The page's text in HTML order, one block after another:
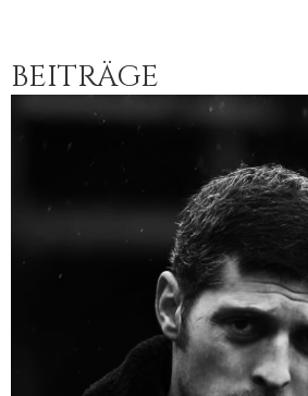
BEITRÄGE